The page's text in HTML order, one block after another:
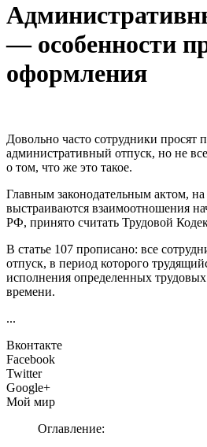
— особенности
оформления
Довольно часто сотрудники просят
административный отпуск, но не
о том, что же это такое.
Главным законодательным актом, на
выстраиваются взаимоотношения
РФ, принято считать Трудовой
В статье 107 прописано: все
отпуск, в период которого
исполнения определенных
времени.
...
Вконтакте
Facebook
Twitter
Google+
Мой мир
Оглавление: